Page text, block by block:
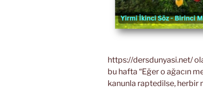
https://dersdunyasi.net/
bu hafta “Eğer o ağacın
kanunla raptedilse, herbir